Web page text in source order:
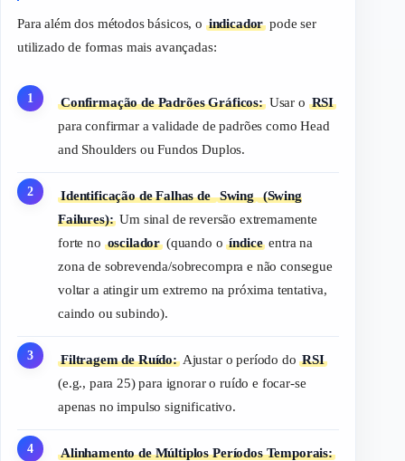
Para além dos métodos básicos, o indicador pode ser
utilizado de formas mais avançadas:
Confirmação de Padrões Gráficos:Usar o RSI
para confirmar a validade de padrões comoHead
and Shouldersou Fundos Duplos.
Identificação de Falhas de Swing (Swing
Failures): Um sinal de reversão extremamente
forte no oscilador (quando oíndice entra na
zona de sobrevenda/sobrecompra e não consegue
voltar a atingir um extremo na próxima tentativa,
caindo ou subindo).
Filtragem de Ruído:Ajustar o período doRSI
(e.g., para 25) para ignorar o ruído e focar-se
apenas no impulso significativo.
Alinhamento de Múltiplos Períodos Temporais: